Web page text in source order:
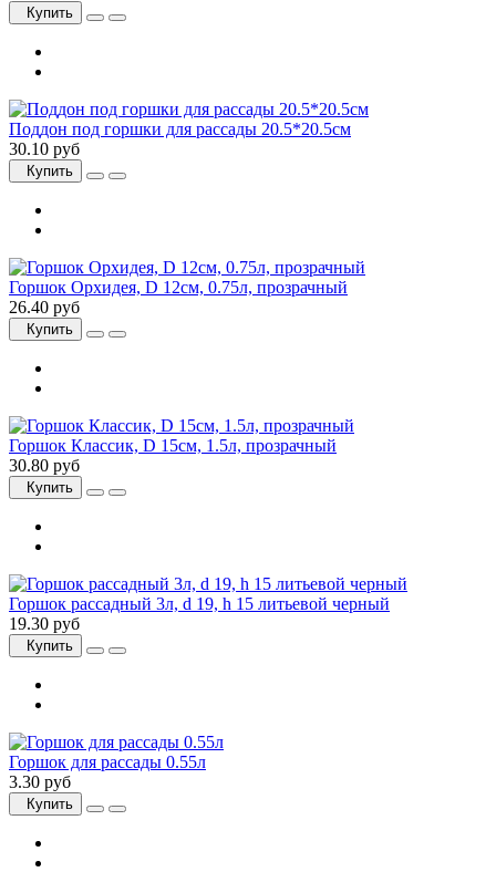
Купить
Поддон под горшки для рассады 20.5*20.5см
30.10 руб
Купить
Горшок Орхидея, D 12см, 0.75л, прозрачный
26.40 руб
Купить
Горшок Классик, D 15см, 1.5л, прозрачный
30.80 руб
Купить
Горшок рассадный 3л, d 19, h 15 литьевой черный
19.30 руб
Купить
Горшок для рассады 0.55л
3.30 руб
Купить